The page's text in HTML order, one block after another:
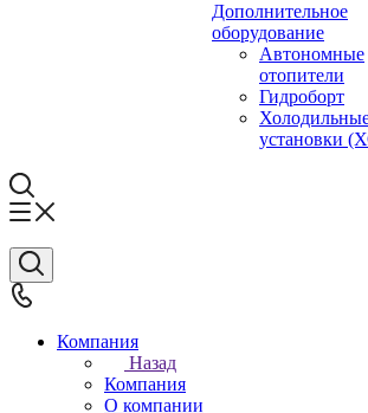
Дополнительное
оборудование
Автономные
отопители
Гидроборт
установки
Компания
Назад
Компания
О компании